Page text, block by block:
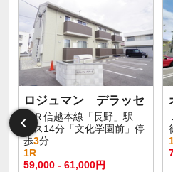
ロジュマン デラッセ
ＪＲ信越本線「長野」駅
バス14分「文化学園前」停
歩3分
1R
59,000 - 61,000円